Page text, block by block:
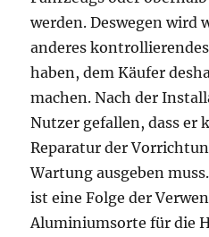
werden. Deswegen wird
anderes
haben, dem Käufer
machen. Nach der
Nutzer gefallen, dass er
Reparatur der
Wartung ausgeben
ist eine Folge der
Aluminiumsorte für die